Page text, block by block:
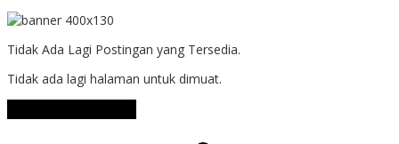
Tidak Ada Lagi Postingan yang Tersedia.
Tidak ada lagi halaman untuk dimuat.